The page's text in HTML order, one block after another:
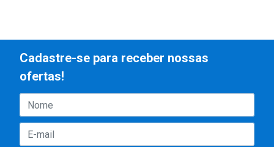
Cadastre-se para receber nossas
ofertas!